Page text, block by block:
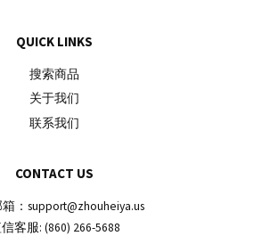
QUICK LINKS
搜索商品
关于我们
联系我们
CONTACT US
：support@zhouheiya.us
客服: (860) 266-5688